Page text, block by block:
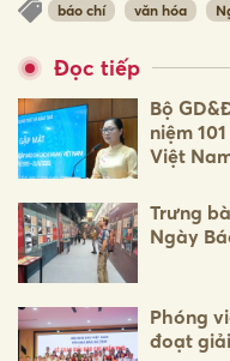
báo chí văn hóa
Đọc tiếp
Bộ
niệm
Việt
Trưng
Ngày
Phóng
đoạt